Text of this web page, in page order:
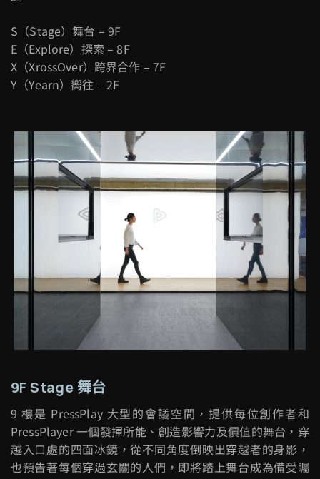
S （Stage）舞台 – 9F
E （ Explore）探索 – 8F
X （XrossOver）跨界合作 – 7F
Y （Yearn）嚮往 – 2F
9F Stage 舞台
9 樓是 PressPlay 大型的會議空間，提供每位創作者和
PressPlayer一個發揮所能、創造影響力及價值的舞台，穿
越入口處的四面冰鏡，從不同角度倒映出穿越者的身影，
也預告著每個穿過玄關的人們，即將踏上舞台成為備受矚